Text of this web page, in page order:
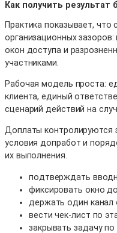
Как получить
Практика показывает,
организационных
окон доступа и
участниками.
Рабочая модель проста:
клиента, единый
сценарий действий на
Доплаты контролируются
условия допработ и
их выполнения.
подтверждать
фиксировать окно
держать один канал
вести чек-лист по
закрывать задачу